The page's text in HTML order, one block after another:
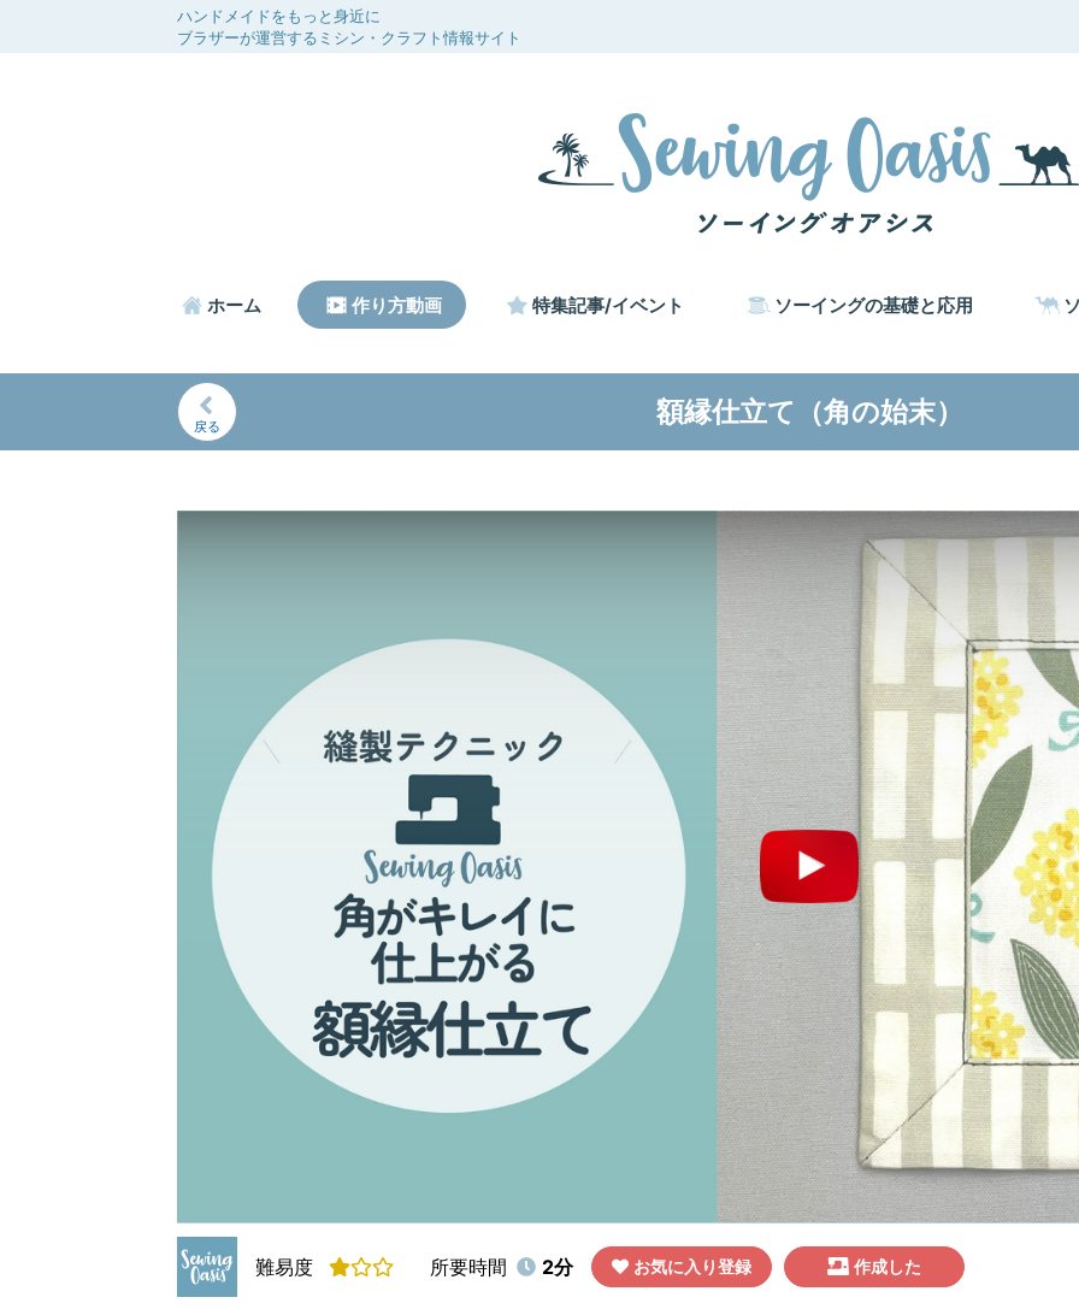
ハンドメイドをもっと身近に
ブラザーが運営するミシン・クラフト情報サイト
ホーム 作り方動画 特集記事/イベント ソーイングの基礎と応用
戻る 額縁仕立て（角の始末）
難易度 所要時間 2分 お気に入り登録 作成した